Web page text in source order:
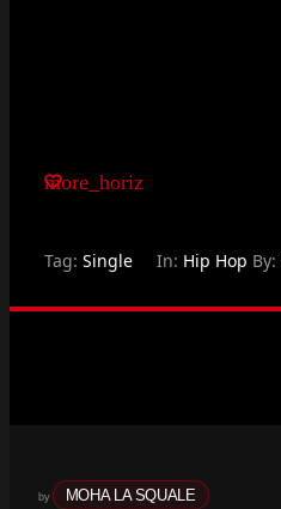
more_horiz
Tag: Single In: Hip Hop By:
by MOHA LA SQUALE